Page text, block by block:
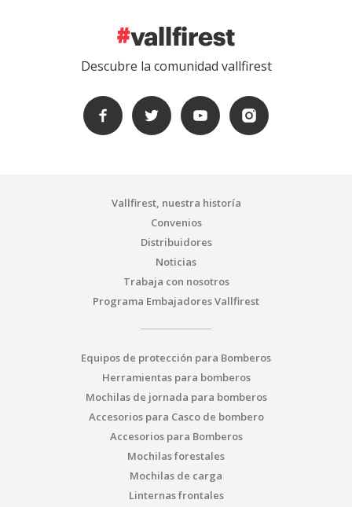
Descubre la comunidad vallfirest
Vallfirest, nuestra historía
Convenios
Distribuidores
Noticias
Trabaja con nosotros
Programa Embajadores Vallfirest
Equipos de protección para Bomberos
Herramientas para bomberos
Mochilas de jornada para bomberos
Accesorios para Casco de bombero
Accesorios para Bomberos
Mochilas forestales
Mochilas de carga
Linternas frontales